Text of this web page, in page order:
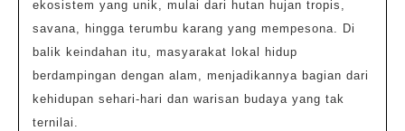
ekosistem yang unik, mulai dari hutan hujan tropis,
savana, hingga terumbu karang yang mempesona. Di
balik keindahan itu, masyarakat lokal hidup
berdampingan dengan alam, menjadikannya bagian dari
kehidupan sehari-hari dan warisan budaya yang tak
ternilai.